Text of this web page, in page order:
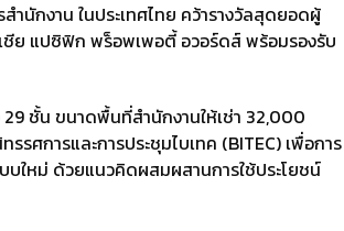
นักงาน ในประเทศไทย คว้ารางวัลสุดยอดผู้
ชีย แปซิฟิก พร็อพเพอตี้ อวอร์ดส์ พร้อมรองรับ
29 ชั้น ขนาดพื้นที่สำนักงานให้เช่า 32,000
รศการและการประชุมไบเทค (BITEC) เพื่อการ
บใหม่ ด้วยแนวคิดผสมผสานการใช้ประโยชน์